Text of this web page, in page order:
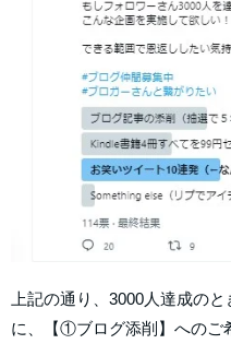
上記の通り、3000人達成の
に、【①ブログ添削】へのご